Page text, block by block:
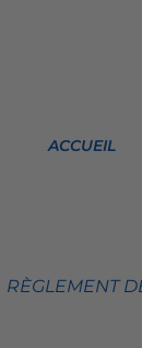
ACCUEIL
RÈGLEMENT